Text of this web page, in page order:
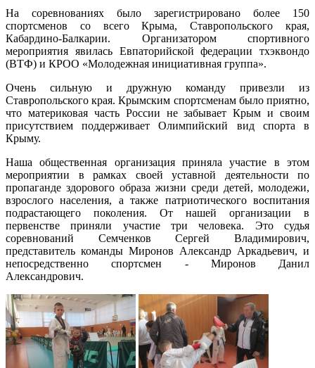
На соревнованиях было зарегистрировано более 150
спортсменов со всего Крыма, Ставропольского края,
Кабардино-Балкарии. Организатором спортивного
мероприятия явилась Евпаторийской федерации тхэквондо
(ВТФ) и КРОО «Молодежная инициативная группа».
Очень сильную и дружную команду привезли из
Ставропольского края. Крымским спортсменам было приятно,
что материковая часть России не забывает Крым и своим
присутствием поддерживает Олимпийский вид спорта в
Крыму.
Наша общественная организация приняла участие в этом
мероприятии в рамках своей уставной деятельности по
пропаганде здорового образа жизни среди детей, молодежи,
взрослого населения, а также патриотического воспитания
подрастающего поколения. От нашей организации в
первенстве приняли участие три человека. Это судья
соревнований Семченков Сергей Владимирович,
представитель команды Миронов Александр Аркадьевич, и
непосредственно спортсмен - Миронов Данил
Александрович.